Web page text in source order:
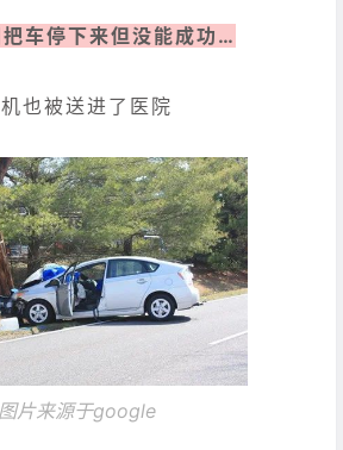
车停下来但没能成功…
也被送进了医院
图片来源于google